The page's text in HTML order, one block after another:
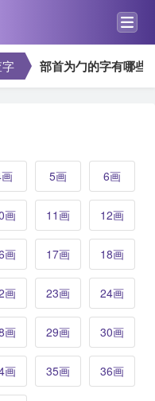
部首为勹的字有哪些
5画 6画
画 11画 12画
画 17画 18画
画 23画 24画
画 29画 30画
画 35画 36画